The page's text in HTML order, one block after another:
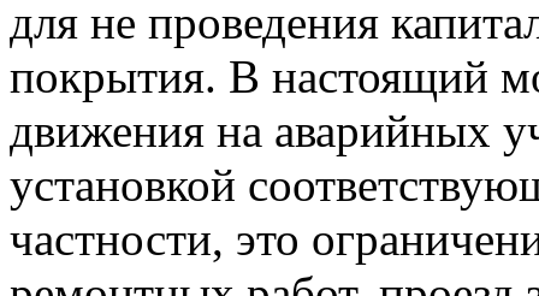
для не проведения
покрытия. В настоящий
движения на аварийных
установкой
частности, это